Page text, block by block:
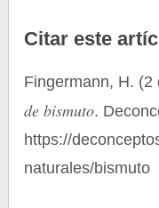
Citar este
Fingermann, H. (2
de bismuto.
https://
naturales/bismuto